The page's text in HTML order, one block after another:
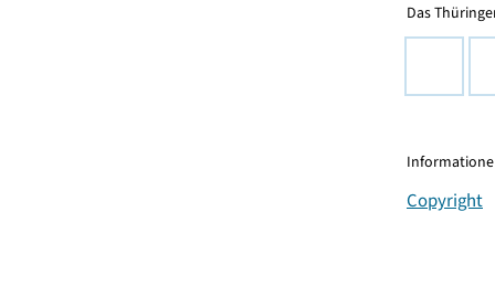
Das
Copyright